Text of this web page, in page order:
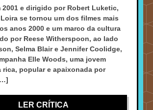
2001 e dirigido por Robert Luketic,
se tornou um dos filmes mais
anos 2000 e um marco da cultura
por Reese Witherspoon, ao lado
Selma Blair e Jennifer Coolidge,
Elle Woods, uma jovem
rica, popular e apaixonada por
LER CRÍTICA